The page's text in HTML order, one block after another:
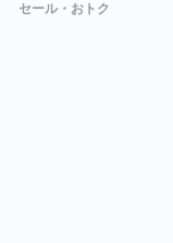
セール・おトク